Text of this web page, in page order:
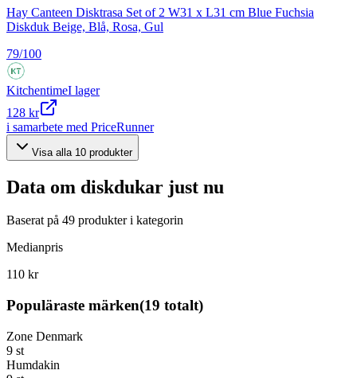
Hay Canteen Disktrasa Set of 2 W31 x L31 cm Blue Fuchsia
Diskduk Beige, Blå, Rosa, Gul
79/100
KitchentimeI lager
128 kr
i samarbete med PriceRunner
Visa alla 10 produkter
Data om diskdukar just nu
Baserat på 49 produkter i kategorin
Medianpris
110 kr
Populäraste märken(19 totalt)
Zone Denmark
9 st
Humdakin